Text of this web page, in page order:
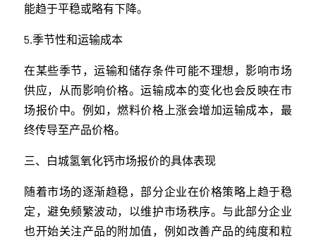
能趋于平稳或略有下降。
5.季节性和运输成本
在某些季节，运输和储存条件可能不理想，影响市场
供应，从而影响价格。运输成本的变化也会反映在市
场报价中。例如，燃料价格上涨会增加运输成本，最
终传导至产品价格。
三、白城氢氧化钙市场报价的具体表现
随着市场的逐渐趋稳，部分企业在价格策略上趋于稳
定，避免频繁波动，以维护市场秩序。与此部分企业
也开始关注产品的附加值，例如改善产品的纯度和粒